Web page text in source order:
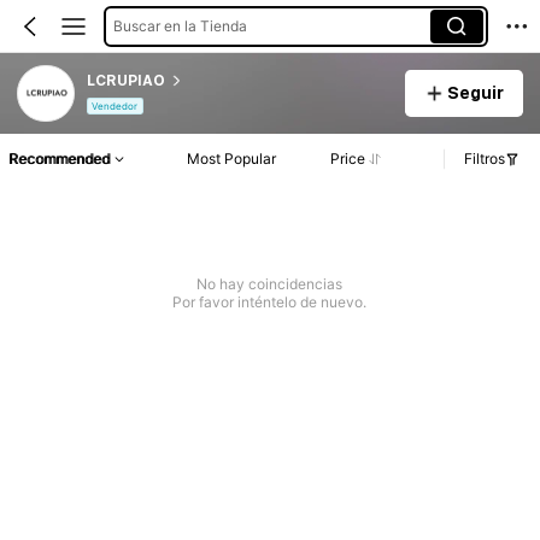
Buscar en la Tienda
LCRUPIAO
Vendedor
Seguir
Recommended Most Popular Price Filtros
No hay coincidencias
Por favor inténtelo de nuevo.